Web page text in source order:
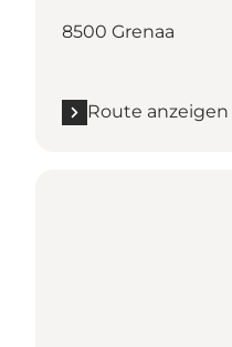
8500 Grenaa
Route anzeigen